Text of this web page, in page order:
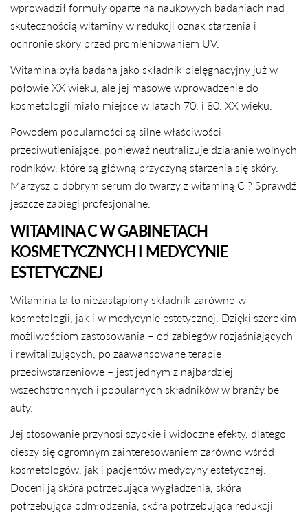
wprowadził formuły oparte na naukowych badaniach nad
skutecznością witaminy w redukcji oznak starzenia i
ochronie skóry przed promieniowaniem UV.
Witamina była badana jako składnik pielęgnacyjny już w
połowie XX wieku, ale jej masowe wprowadzenie do
kosmetologii miało miejsce w latach 70. i 80. XX wieku.
Powodem popularności są silne właściwości
przeciwutleniające, ponieważ neutralizuje działanie wolnych
rodników, które są główną przyczyną starzenia się skóry.
Marzysz o dobrym serum do twarzy z witaminą C ? Sprawdź
jeszcze zabiegi profesjonalne.
WITAMINA C W GABINETACH
KOSMETYCZNYCH I MEDYCYNIE
ESTETYCZNEJ
Witamina ta to niezastąpiony składnik zarówno w
kosmetologii, jak i w medycynie estetycznej. Dzięki szerokim
możliwościom zastosowania – od zabiegów rozjaśniających
i rewitalizujących, po zaawansowane terapie
przeciwstarzeniowe – jest jednym z najbardziej
wszechstronnych i popularnych składników w branży be
auty.
Jej stosowanie przynosi szybkie i widoczne efekty, dlatego
cieszy się ogromnym zainteresowaniem zarówno wśród
kosmetologów, jak i pacjentów medycyny estetycznej.
Doceni ją skóra potrzebująca wygładzenia, skóra
potrzebująca odmłodzenia, skóra potrzebująca redukcji